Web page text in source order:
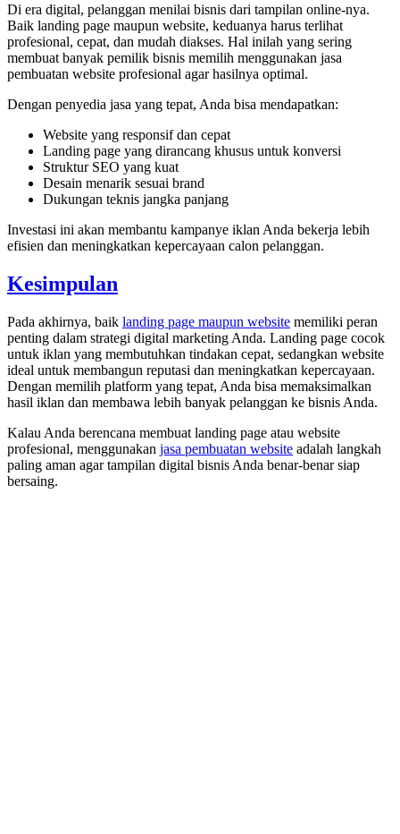
Di era digital, pelanggan menilai bisnis dari tampilan online-nya.
Baik landing page maupun website, keduanya harus terlihat
profesional, cepat, dan mudah diakses. Hal inilah yang sering
membuat banyak pemilik bisnis memilih menggunakan jasa
pembuatan website profesional agar hasilnya optimal.
Dengan penyedia jasa yang tepat, Anda bisa mendapatkan:
Website yang responsif dan cepat
Landing page yang dirancang khusus untuk konversi
Struktur SEO yang kuat
Desain menarik sesuai brand
Dukungan teknis jangka panjang
Investasi ini akan membantu kampanye iklan Anda bekerja lebih
efisien dan meningkatkan kepercayaan calon pelanggan.
Kesimpulan
Pada akhirnya, baik landing page maupun website memiliki peran
penting dalam strategi digital marketing Anda. Landing page cocok
untuk iklan yang membutuhkan tindakan cepat, sedangkan website
ideal untuk membangun reputasi dan meningkatkan kepercayaan.
Dengan memilih platform yang tepat, Anda bisa memaksimalkan
hasil iklan dan membawa lebih banyak pelanggan ke bisnis Anda.
Kalau Anda berencana membuat landing page atau website
profesional, menggunakan jasa pembuatan website adalah langkah
paling aman agar tampilan digital bisnis Anda benar-benar siap
bersaing.